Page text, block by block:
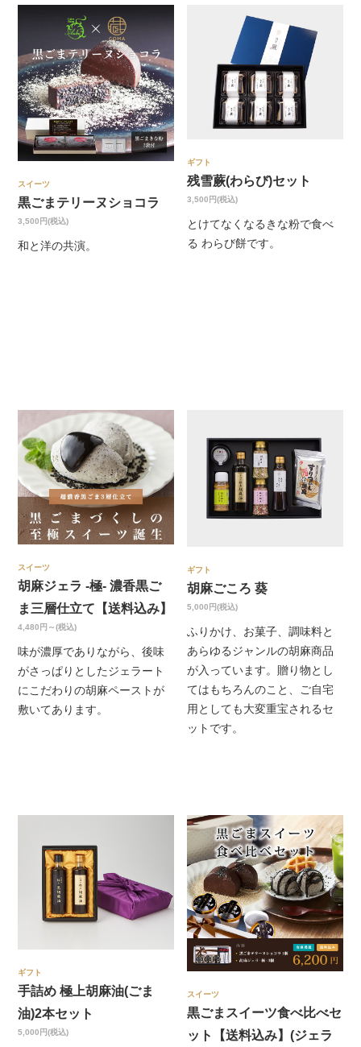
スイーツ
黒ごまテリーヌショコラ
3,500円(税込)
和と洋の共演。
ギフト
残雪蕨(わらび)セット
3,500円(税込)
とけてなくなるきな粉で食べ
る わらび餅です。
スイーツ
胡麻ジェラ -極- 濃香黒ご
ま三層仕立て【送料込み】
4,480円～(税込)
味が濃厚でありながら、後味
がさっぱりとしたジェラート
にこだわりの胡麻ペーストが
敷いてあります。
ギフト
胡麻ごころ 葵
5,000円(税込)
ふりかけ、お菓子、調味料と
あらゆるジャンルの胡麻商品
が入っています。贈り物とし
てはもちろんのこと、ご自宅
用としても大変重宝されるセ
ットです。
ギフト
手詰め 極上胡麻油(ごま
油)2本セット
5,000円(税込)
スイーツ
黒ごまスイーツ食べ比べセ
ット【送料込み】(ジェラ